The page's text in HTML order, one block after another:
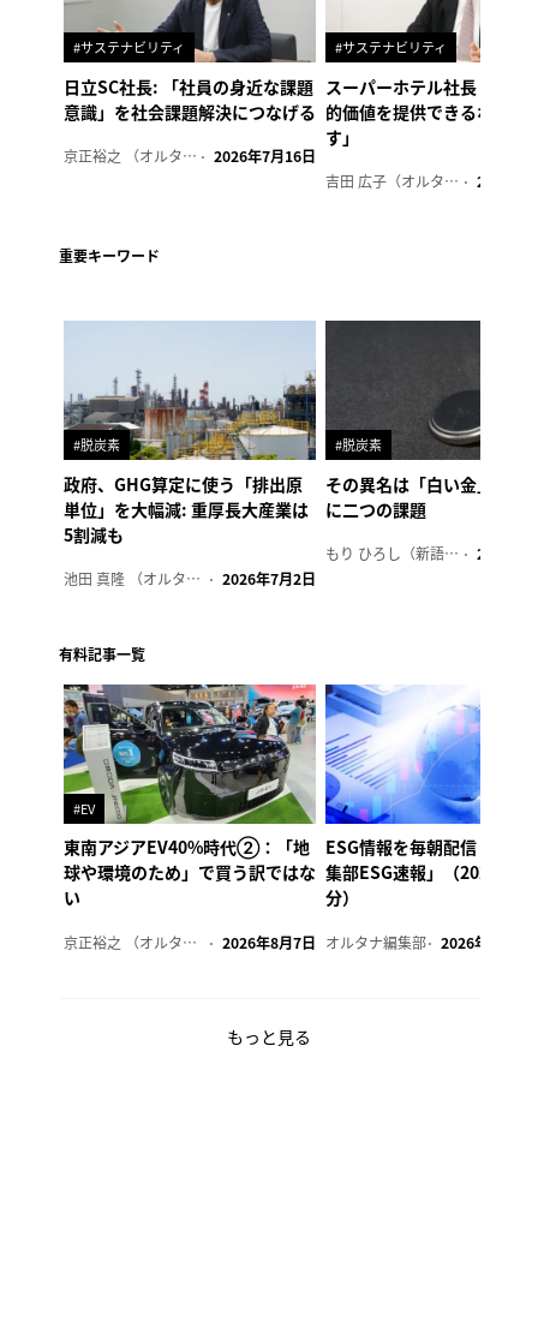
#サステナビリティ
日立SC社長: 「社員の身近な課題
意識」を社会課題解決につなげる
京正裕之 （オルタナ副編集長） 2026年7月16日
#サステナビリティ
スーパーホテル社長「地域
的価値を提供できるホテル
す」
吉田 広子（オルタナ輪番編集長） 2026年6
重要キーワード
#脱炭素
政府、GHG算定に使う「排出原
単位」を大幅減: 重厚長大産業は
5割減も
池田 真隆 （オルタナ輪番編集長） 2026年7月2日
#脱炭素
その異名は「白い金」、リ
に二つの課題
もり ひろし（新語ウォッチャー） 2023年7
有料記事一覧
#EV
東南アジアEV40%時代②：「地
球や環境のため」で買う訳ではな
い
京正裕之 （オルタナ副編集長） 2026年8月7日
ESG情報を毎朝配信「オル
集部ESG速報」（2026年8
分）
オルタナ編集部 2026年8月7日
もっと見る